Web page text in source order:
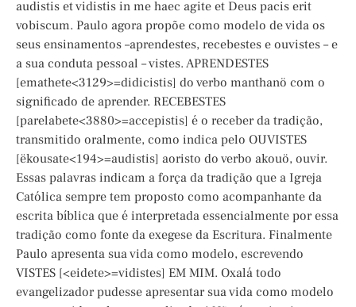
audistis et vidistis in me haec agite et Deus pacis erit
vobiscum. Paulo agora propõe como modelo de vida os
seus ensinamentos –aprendestes, recebestes e ouvistes – e
a sua conduta pessoal – vistes. APRENDESTES
[emathete<3129>=didicistis] do verbo manthanö com o
significado de aprender. RECEBESTES
[parelabete<3880>=accepistis] é o receber da tradição,
transmitido oralmente, como indica pelo OUVISTES
[ëkousate<194>=audistis] aoristo do verbo akouö, ouvir.
Essas palavras indicam a força da tradição que a Igreja
Católica sempre tem proposto como acompanhante da
escrita bíblica que é interpretada essencialmente por essa
tradição como fonte da exegese da Escritura. Finalmente
Paulo apresenta sua vida como modelo, escrevendo
VISTES [<eidete>=vidistes] EM MIM. Oxalá todo
evangelizador pudesse apresentar sua vida como modelo